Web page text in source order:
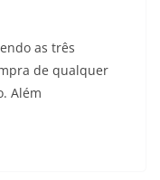
as três
de qualquer
Além